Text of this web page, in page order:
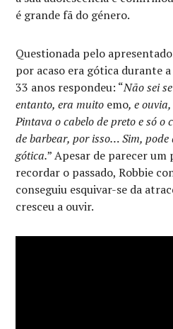
é grande fã do género.
Questionada pelo
por acaso era gótica durante
33 anos respondeu: “Não sei
entanto, era muito emo, e
Pintava o cabelo de preto e só
de barbear, por isso… Sim, pode
gótica.” Apesar de parecer
recordar o passado, Robbie
conseguiu esquivar-se da
cresceu a ouvir.